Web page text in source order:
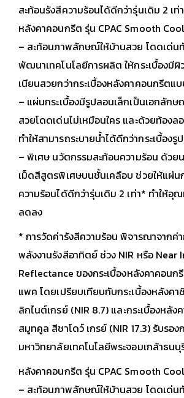
สะท้อนรังสีความร้อนได้ดีกว่ารุ่นเดิม 2 เท่า
หลังคาคอนกรีต รุ่น CPAC Smooth Cool
– สะท้อนภาพลักษณ์ให้บ้านสวย โดดเด่น
พัฒนาเทคโนโลยีการผลิต ให้กระเบื้องมี
เนียนสวยกว่ากระเบื้องหลังคาคอนกรีตแ
– แผ่นกระเบื้องมีรูปลอนเล็กเป็นเอกลัก
สวยโดดเด่นไม่เหมือนใคร และด้วยท้องล
ทำให้สามารถระบายน้ำได้ดีกว่ากระเบื้อง
– พิเศษ นวัตกรรมสะท้อนความร้อน ด้วย
เม็ดสีสูตรพิเศษบนชั้นเคลือบ ช่วยให้แผ่น
ความร้อนได้ดีกว่ารุ่นเดิม 2 เท่า* ทำให้อุ
ลดลง
* การวัดค่ารังสีความร้อน พิจารณาจากค่
พลังงานรังสีอาทิตย์ ช่วง NIR หรือ Near
Reflectance ของกระเบื้องหลังคาคอนก
แพค โดยเปรียบเทียบกับกระเบื้องหลังค
ลิกไนต์เกรย์ (NIR 8.7) และกระเบื้องหลั
สมูทคูล สีชาโดว์ เกรย์ (NIR 17.3) รับรอง
มหาวิทยาลัยเทคโนโลยีพระจอมเกล้าธนบุ
หลังคาคอนกรีต รุ่น CPAC Smooth Cool
– สะท้อนภาพลักษณ์ให้บ้านสวย โดดเด่น